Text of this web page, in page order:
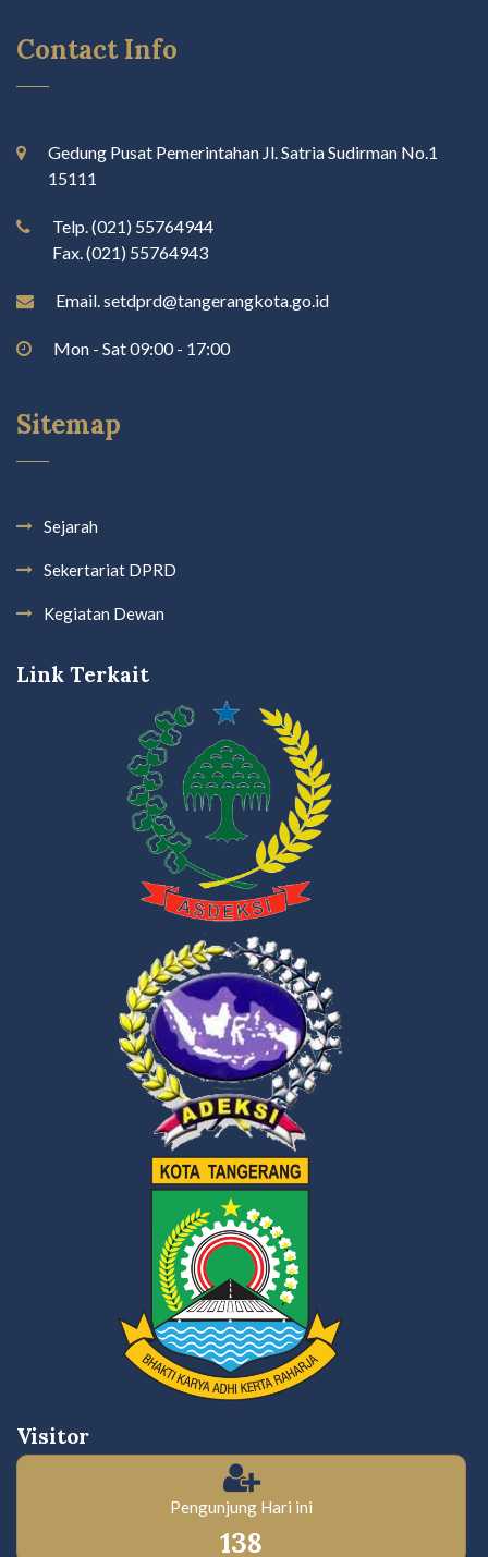
Contact Info
Gedung Pusat Pemerintahan Jl. Satria Sudirman No.1
15111
Telp. (021) 55764944
Fax. (021) 55764943
Email. setdprd@tangerangkota.go.id
Mon - Sat 09:00 - 17:00
Sitemap
Sejarah
Sekertariat DPRD
Kegiatan Dewan
Link Terkait
Visitor
Pengunjung Hari ini
138